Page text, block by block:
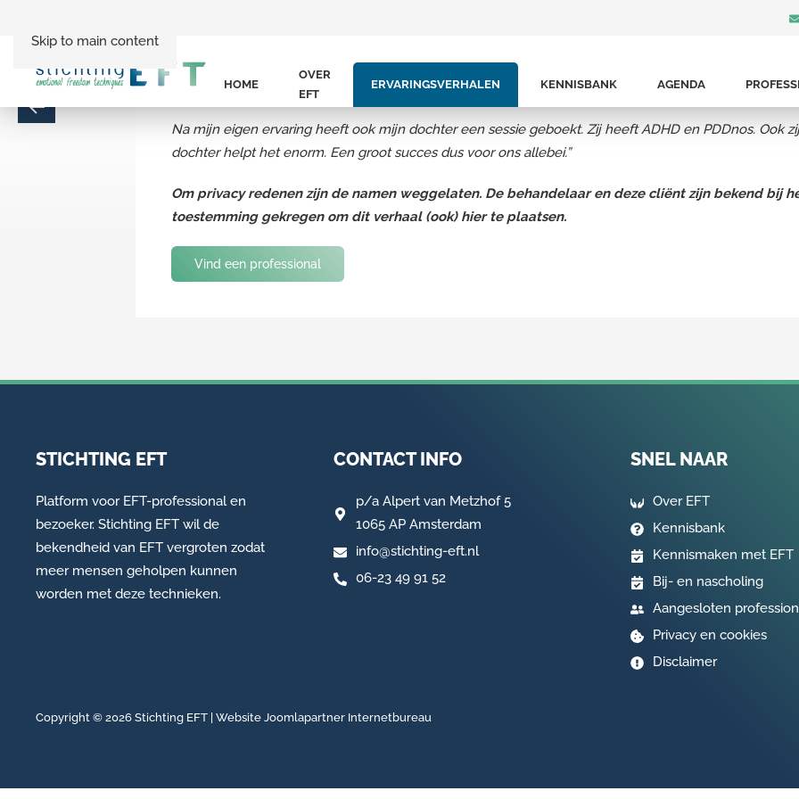
Skip to main content
HOME
OVER
EFT
ERVARINGSVERHALEN KENNISBANK AGENDA
Angsten
“Het werken met mijn EFT behandelaar was heel prettig. Ik vond het bijzonder.
Mij heeft het erg geholpen bij alle angsten waar ik last van had. Ik pas EFT toch zeker wekelijks bij
Na mijn eigen ervaring heeft ook mijn dochter een sessie geboekt. Zij heeft ADHD en PDDnos. Ook
dochter helpt het enorm. Een groot succes dus voor ons allebei.”
Om privacy redenen zijn de namen weggelaten. De behandelaar en deze cliënt zijn bekend bij
toestemming gekregen om dit verhaal (ook) hier te plaatsen.
Vind een professional
STICHTING EFT
Platform voor EFT-professional en
bezoeker. Stichting EFT wil de
bekendheid van EFT vergroten zodat
meer mensen geholpen kunnen
worden met deze technieken.
CONTACT INFO
p/a Alpert van Metzhof 5
1065 AP Amsterdam
info@stichting-eft.nl
06-23 49 91 52
SNEL NAAR
Over EFT
Kennisbank
Kennismaken met EFT
Bij- en nascholing
Aangesloten
Privacy en cookies
Disclaimer
Copyright © 2026 Stichting EFT | Website Joomlapartner Internetbureau